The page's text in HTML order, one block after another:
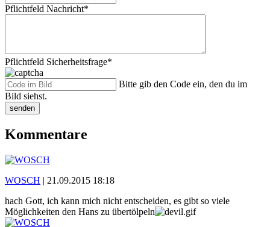
Pflichtfeld Nachricht*
Pflichtfeld Sicherheitsfrage*
Bitte gib den Code ein, den du im
Bild siehst.
senden
Kommentare
WOSCH | 21.09.2015 18:18
hach Gott, ich kann mich nicht entscheiden, es gibt so viele
Möglichkeiten den Hans zu übertölpeln